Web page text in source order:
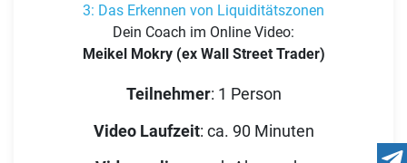
3: Das Erkennen von Liquiditätszonen
Dein Coach im Online Video:
Meikel Mokry (ex Wall Street Trader)
Teilnehmer: 1 Person
Video Laufzeit: ca. 90 Minuten